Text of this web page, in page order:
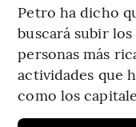
Petro ha dicho
buscará subir
personas más
actividades que
como los